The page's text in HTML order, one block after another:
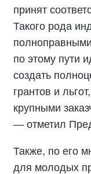
принят
Такого рода
по этому пути
создать
грантов и
крупными
— отметил
Также, по его
для молодых